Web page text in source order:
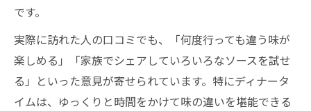
です。
実際に訪れた人の口コミでも、「何度行っても違う味が
楽しめる」「家族でシェアしていろいろなソースを試せ
る」といった意見が寄せられています。特にディナータ
イムは、ゆっくりと時間をかけて味の違いを堪能できる